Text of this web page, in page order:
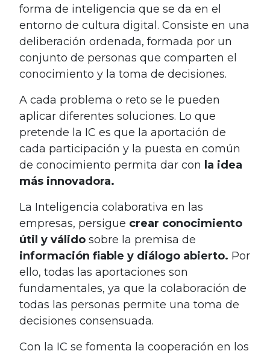
forma de inteligencia que se da en el
entorno de cultura digital. Consiste en una
deliberación ordenada, formada por un
conjunto de personas que comparten el
conocimiento y la toma de decisiones.
A cada problema o reto se le pueden
aplicar diferentes soluciones. Lo que
pretende la IC es que la aportación de
cada participación y la puesta en común
de conocimiento permita dar con la idea
más innovadora.
La Inteligencia colaborativa en las
empresas, persigue crear conocimiento
útil y válido sobre la premisa de
información fiable y diálogo abierto. Por
ello, todas las aportaciones son
fundamentales, ya que la colaboración de
todas las personas permite una toma de
decisiones consensuada.
Con la IC se fomenta la cooperación en los